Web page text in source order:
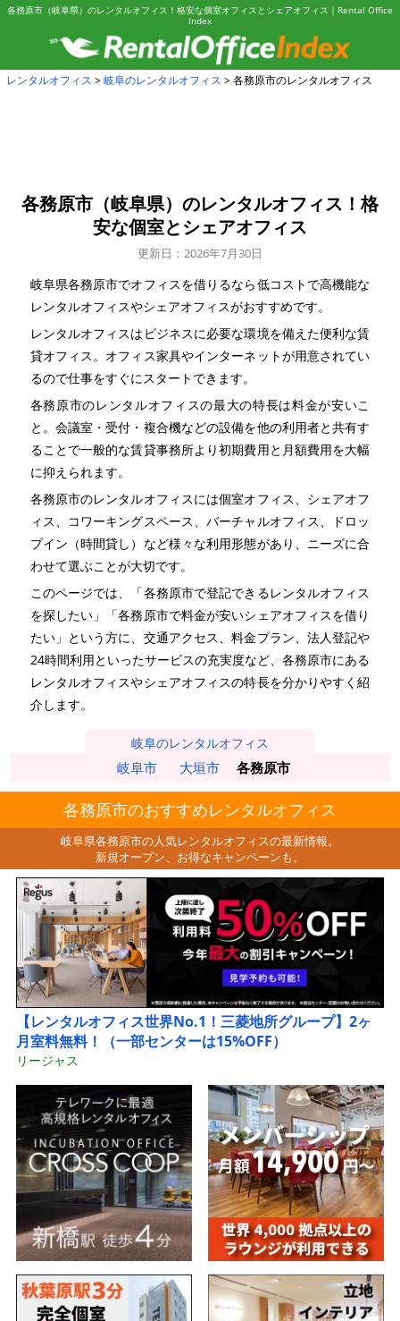
各務原市（岐阜県）のレンタルオフィス！格安な個室オフィスとシェアオフィス｜Rental Office
Index
レンタルオフィス 岐阜のレンタルオフィス 各務原市のレンタルオフィス
各務原市（岐阜県）のレンタルオフィス！格
安な個室とシェアオフィス
更新日：2026年7月30日
岐阜県各務原市でオフィスを借りるなら低コストで高機能な
レンタルオフィスやシェアオフィスがおすすめです。
レンタルオフィスはビジネスに必要な環境を備えた便利な賃
貸オフィス。オフィス家具やインターネットが用意されてい
るので仕事をすぐにスタートできます。
各務原市のレンタルオフィスの最大の特長は料金が安いこ
と。会議室・受付・複合機などの設備を他の利用者と共有す
ることで一般的な賃貸事務所より初期費用と月額費用を大幅
に抑えられます。
各務原市のレンタルオフィスには個室オフィス、シェアオフ
ィス、コワーキングスペース、バーチャルオフィス、ドロッ
プイン（時間貸し）など様々な利用形態があり、ニーズに合
わせて選ぶことが大切です。
このページでは、「各務原市で登記できるレンタルオフィス
を探したい」「各務原市で料金が安いシェアオフィスを借り
たい」という方に、交通アクセス、料金プラン、法人登記や
24時間利用といったサービスの充実度など、各務原市にある
レンタルオフィスやシェアオフィスの特長を分かりやすく紹
介します。
岐阜のレンタルオフィス
岐阜市 大垣市 各務原市
各務原市のおすすめレンタルオフィス
岐阜県各務原市の人気レンタルオフィスの最新情報。
新規オープン、お得なキャンペーンも。
【レンタルオフィス世界No.1！三菱地所グループ】2ヶ
月室料無料！（一部センターは15%OFF）
リージャス